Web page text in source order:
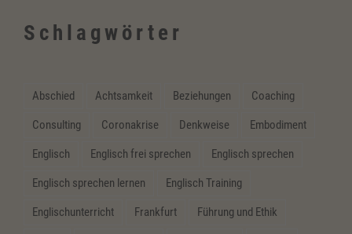
Schlagwörter
Abschied Achtsamkeit Beziehungen Coaching
Consulting Coronakrise Denkweise Embodiment
Englisch Englisch frei sprechen Englisch sprechen
Englisch sprechen lernen Englisch Training
Englischunterricht Frankfurt Führung und Ethik